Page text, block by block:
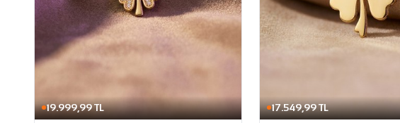
19.999,99 TL 17.549,99 TL